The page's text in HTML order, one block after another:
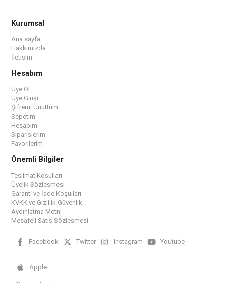
Kurumsal
Ana sayfa
Hakkımızda
İletişim
Hesabım
Üye Ol
Üye Girişi
Şifremi Unuttum
Sepetim
Hesabım
Siparişlerim
Favorilerim
Önemli Bilgiler
Teslimat Koşulları
Üyelik Sözleşmesi
Garanti ve İade Koşulları
KVKK ve Gizlilik Güvenlik
Aydınlatma Metni
Mesafeli Satış Sözleşmesi
Facebook Twitter Instagram Youtube
Apple